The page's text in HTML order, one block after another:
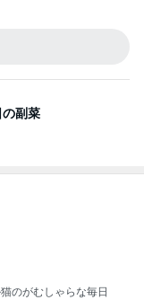
副菜
のがむしゃらな毎日